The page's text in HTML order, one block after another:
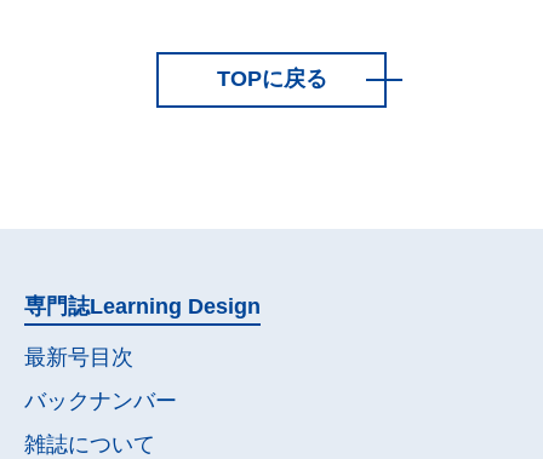
TOPに戻る
専門誌Learning Design
最新号目次
バックナンバー
雑誌について